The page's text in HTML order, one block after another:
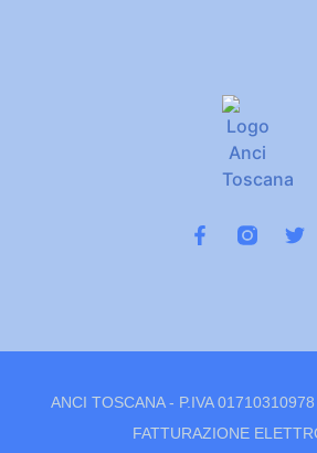
ANCI TOSCANA - P.IVA
FATTURAZIONE